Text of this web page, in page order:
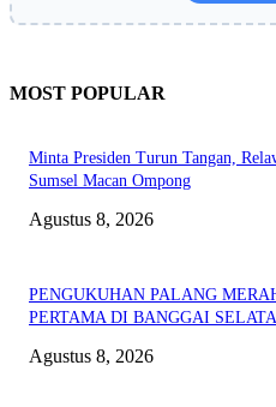
MOST POPULAR
Minta Presiden Turun Tangan,
Sumsel Macan Ompong
Agustus 8, 2026
PENGUKUHAN PALANG
PERTAMA DI BANGGAI
Agustus 8, 2026